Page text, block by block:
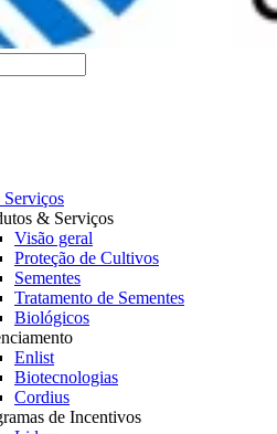
Serviços
& Serviços
Visão geral
Proteção de Cultivos
Sementes
Tratamento de Sementes
Biológicos
Enlist
Biotecnologias
Cordius
de Incentivos